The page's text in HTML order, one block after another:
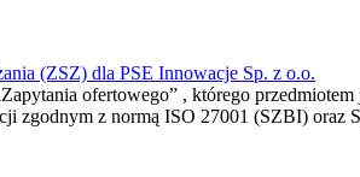
(ZSZ) dla PSE Innowacje Sp. z o.o.
ofertowego” , którego
zgodnym z normą ISO 27001 (SZBI) oraz